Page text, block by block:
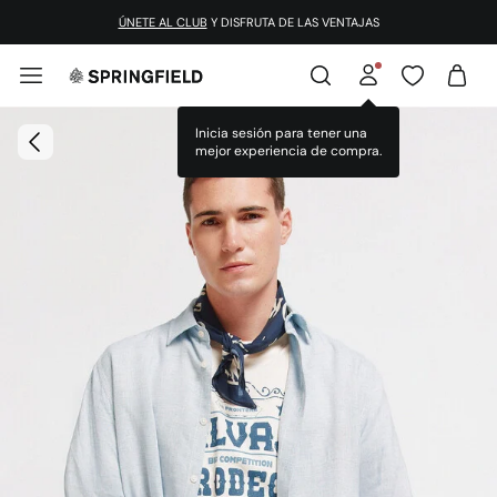
ÚNETE AL CLUB Y DISFRUTA DE LAS VENTAJAS
Inicia sesión para tener una
mejor experiencia de compra.